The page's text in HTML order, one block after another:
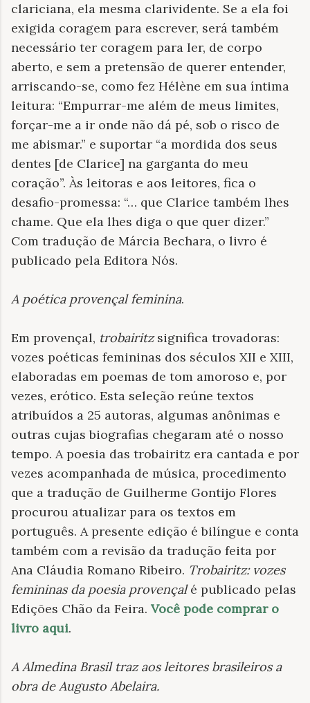
clariciana, ela mesma clarividente. Se a ela foi
exigida coragem para escrever, será também
necessário ter coragem para ler, de corpo
aberto, e sem a pretensão de querer entender,
arriscando-se, como fez Hélène em sua íntima
leitura: “Empurrar-me além de meus limites,
forçar-me a ir onde não dá pé, sob o risco de
me abismar.” e suportar “a mordida dos seus
dentes [de Clarice] na garganta do meu
coração”. Às leitoras e aos leitores, fica o
desafio-promessa: “… que Clarice também lhes
chame. Que ela lhes diga o que quer dizer.”
Com tradução de Márcia Bechara, o livro é
publicado pela Editora Nós.
A poética provençal feminina.
Em provençal, trobairitzsignifica trovadoras:
vozes poéticas femininas dos séculos XII e XIII,
elaboradas em poemas de tom amoroso e, por
vezes, erótico. Esta seleção reúne textos
atribuídos a 25 autoras, algumas anônimas e
outras cujas biografias chegaram até o nosso
tempo. A poesia das trobairitz era cantada e por
vezes acompanhada de música, procedimento
que a tradução de Guilherme Gontijo Flores
procurou atualizar para os textos em
português. A presente edição é bilíngue e conta
também com a revisão da tradução feita por
Ana Cláudia Romano Ribeiro. Trobairitz: vozes
femininas da poesia provençalé publicado pelas
Edições Chão da Feira. Você pode comprar o
livro aqui.
A Almedina Brasil traz aos leitores brasileiros a
obra de Augusto Abelaira.